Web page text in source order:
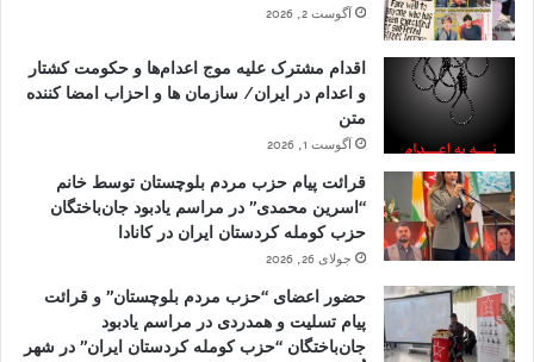
آگوست 2, 2026
اقدام مشترک علیه موج اعدام‌ها و حکومت کشتار
و اعدام در ایران/ سازمان ها و احزاب امضا کننده
متن
آگوست 1, 2026
قرائت پیام حزب مردم بلوچستان توسط خانم
“اسرین محمدی” در مراسم یادبود جان‌باختگان
حزب کومله کردستان ایران در کانادا
جولای 26, 2026
حضور اعضای “حزب مردم بلوچستان” و قرائت
پیام تسلیت و همدردی در مراسم یادبود
جان‌باختگان “حزب کومله کردستان ایران” در شهر